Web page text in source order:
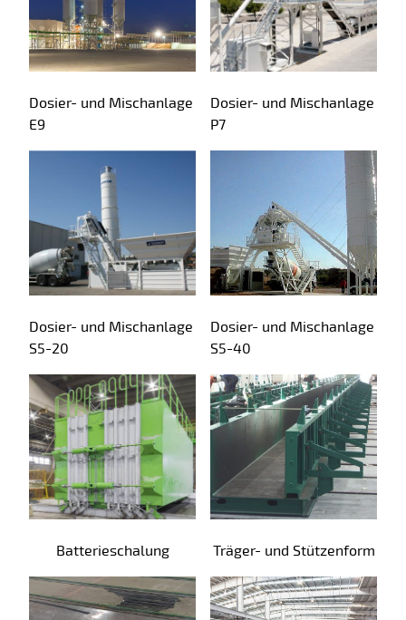
Dosier- und Mischanlage
E9
Dosier- und Mischanlage
P7
Dosier- und Mischanlage
S5-20
Dosier- und Mischanlage
S5-40
Batterieschalung Träger- und Stützenform